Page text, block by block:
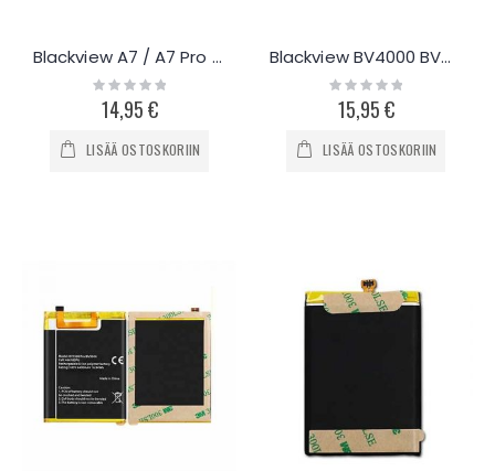
Blackview A7 / A7 Pro akku 2800mAh
Rating:
0%
14,95 €
LISÄÄ OSTOSKORIIN
Blackview BV4000 BV4000 Pro akku 3680mAh
Rating:
0%
15,95 €
LISÄÄ OSTOSKORIIN